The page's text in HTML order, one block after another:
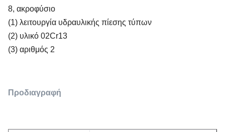
8, ακροφύσιο
(1) λειτουργία υδραυλικής πίεσης τύπων
(2) υλικό 02Cr13
(3) αριθμός 2
Προδιαγραφή